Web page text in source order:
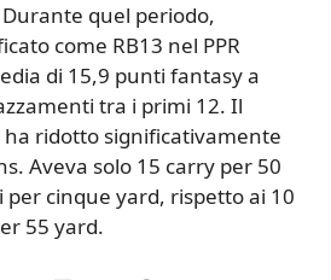
quel periodo,
come RB13 nel PPR
di 15,9 punti fantasy a
tra i primi 12. Il
ha ridotto significativamente
Aveva solo 15 carry per 50
cinque yard, rispetto ai 10
55 yard.